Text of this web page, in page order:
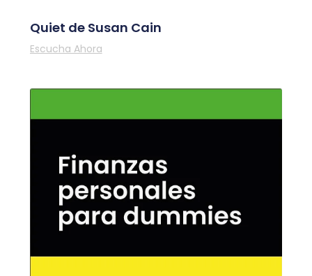
Quiet de Susan Cain
Escucha Ahora